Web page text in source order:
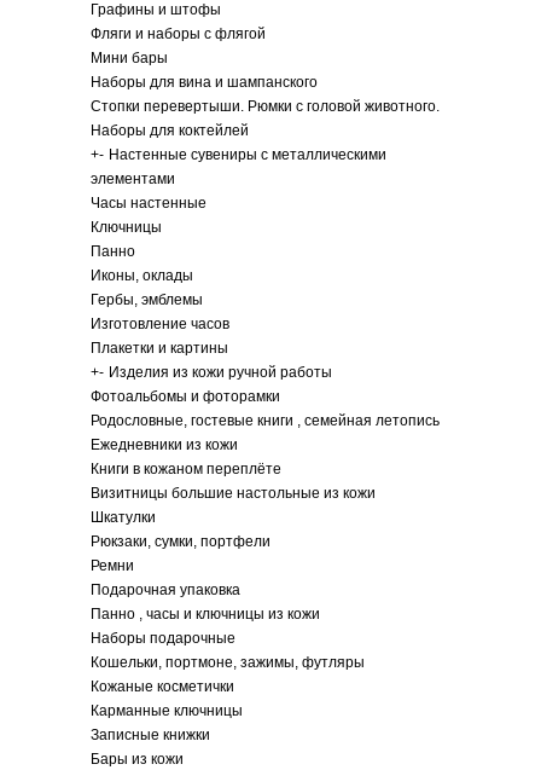
Графины и штофы
Фляги и наборы с флягой
Мини бары
Наборы для вина и шампанского
Стопки перевертыши. Рюмки с головой животного.
Наборы для коктейлей
+- Настенные сувениры с металлическими
элементами
Часы настенные
Ключницы
Панно
Иконы, оклады
Гербы, эмблемы
Изготовление часов
Плакетки и картины
+- Изделия из кожи ручной работы
Фотоальбомы и фоторамки
Родословные, гостевые книги , семейная летопись
Ежедневники из кожи
Книги в кожаном переплёте
Визитницы большие настольные из кожи
Шкатулки
Рюкзаки, сумки, портфели
Ремни
Подарочная упаковка
Панно , часы и ключницы из кожи
Наборы подарочные
Кошельки, портмоне, зажимы, футляры
Кожаные косметички
Карманные ключницы
Записные книжки
Бары из кожи